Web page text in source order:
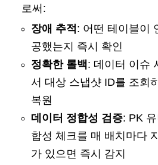
로써:
장애 추적 : 어떤 테이블이
공했는지 즉시 확인
정확한 롤백: 데이터 이슈
서 대상 스냅샷 ID를 조회
복원
데이터 정합성 검증: PK
합성 체크를 매 배치마다
가 있으면 즉시 감지